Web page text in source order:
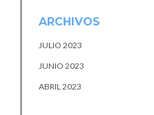
ARCHIVOS
JULIO 2023
JUNIO 2023
ABRIL 2023